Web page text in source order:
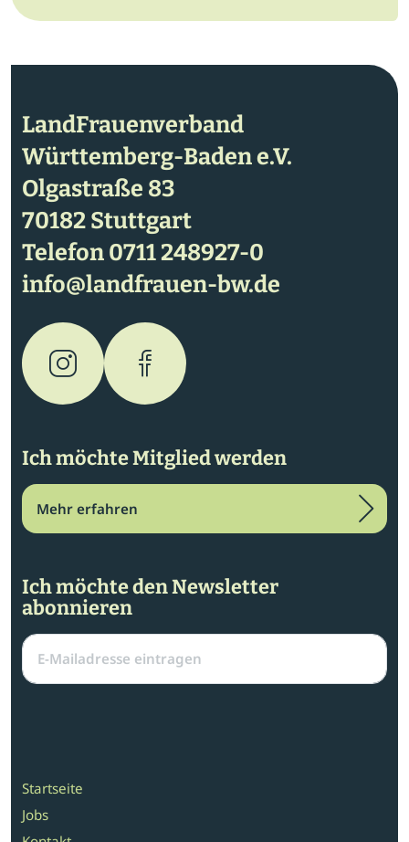
LandFrauenverband
Württemberg-Baden e.V.
Olgastraße 83
70182 Stuttgart
Telefon0711 248927-0
info@landfrauen-bw.de
Ich möchte Mitglied werden
Mehr erfahren
Ich möchte den Newsletter
abonnieren
Startseite
Jobs